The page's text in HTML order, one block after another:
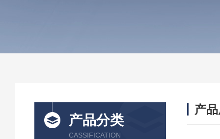
产品分类
CASSIFICATION
产